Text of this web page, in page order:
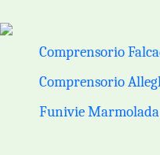
Comprensorio
Comprensorio
Funivie Marmolada